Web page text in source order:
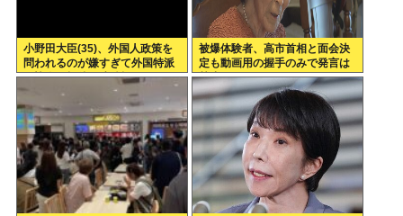
小野田大臣(35)、外国人政策を
問われるのが嫌すぎて外国特派
員協会の招待を連続拒否www
被爆体験者、高市首相と面会決
定も動画用の握手のみで発言は
禁止www